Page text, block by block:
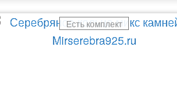
Есть комплект